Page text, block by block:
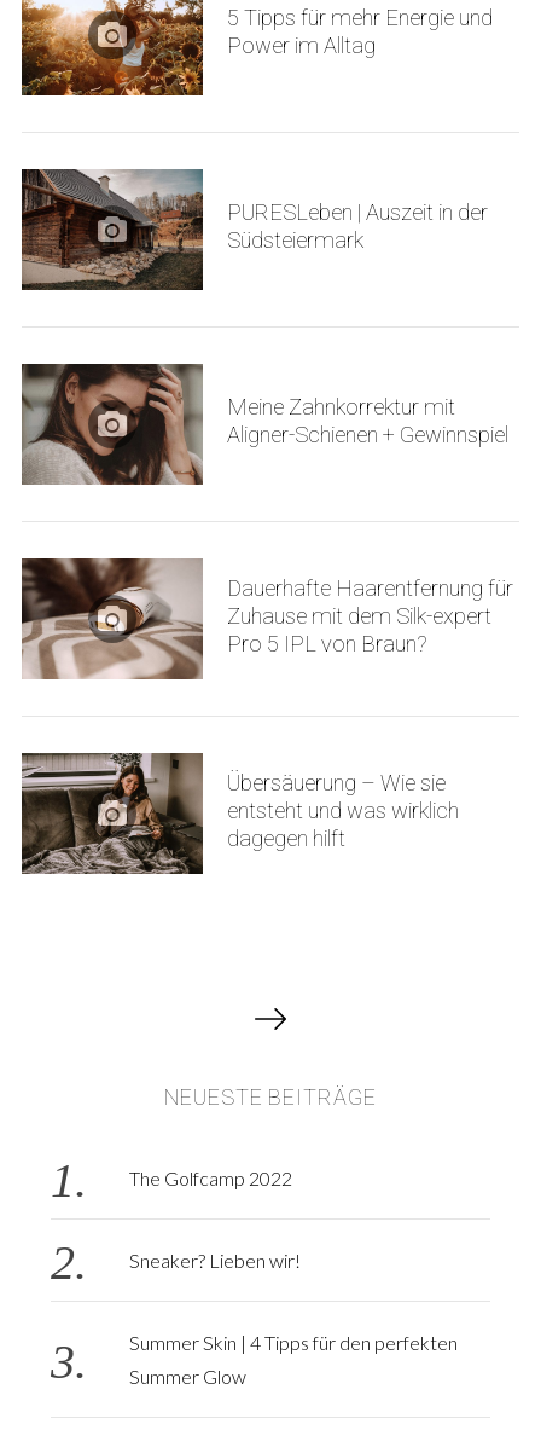
5 Tipps für mehr Energie und
Power im Alltag
PURESLeben | Auszeit in der
Südsteiermark
Meine Zahnkorrektur mit
Aligner-Schienen + Gewinnspiel
Dauerhafte Haarentfernung für
Zuhause mit dem Silk-expert
Pro 5 IPL von Braun?
Übersäuerung – Wie sie
entsteht und was wirklich
dagegen hilft
NEUESTE BEITRÄGE
The Golfcamp 2022
Sneaker? Lieben wir!
Summer Skin | 4 Tipps für den perfekten
Summer Glow